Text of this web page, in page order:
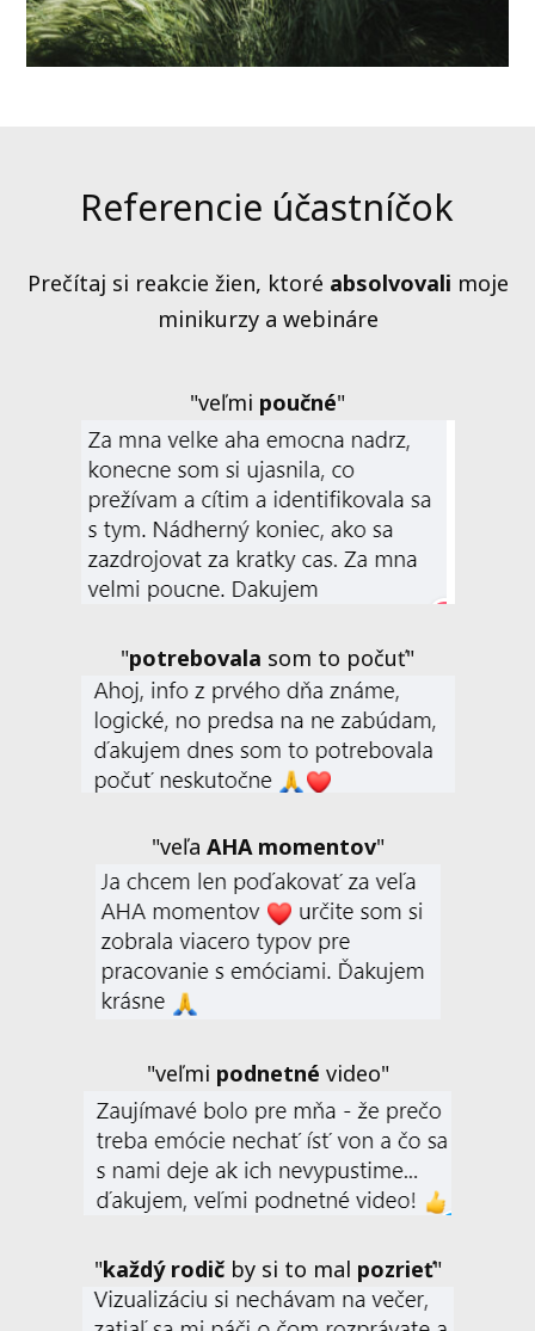
Referencie účastníčok
Prečítaj si reakcie žien, ktoré absolvovali moje
minikurzy a webináre
"veľmi poučné"
"potrebovala som to počuť"
"veľa AHA momentov"
"veľmi podnetné video"
"každý rodičby si to mal pozrieť"